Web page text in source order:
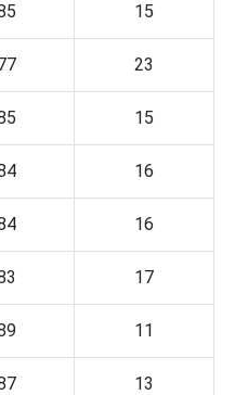
15
23
15
16
16
17
11
13